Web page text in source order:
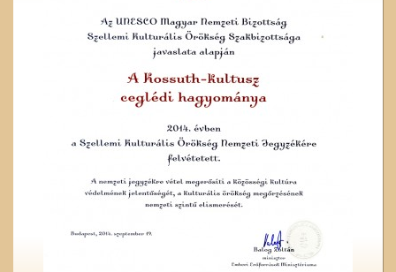
Unghváry László
árjegyzéke